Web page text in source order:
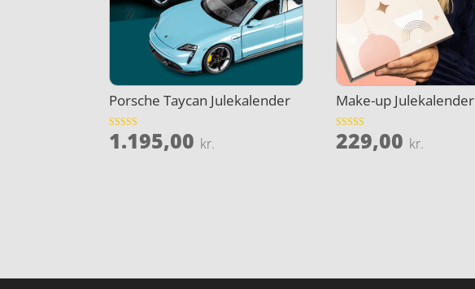
Porsche Taycan Julekalender
Vurderet
4.8
1.195,00 kr.
Make-up Julekalender
Vurderet
3.7
229,00 kr.